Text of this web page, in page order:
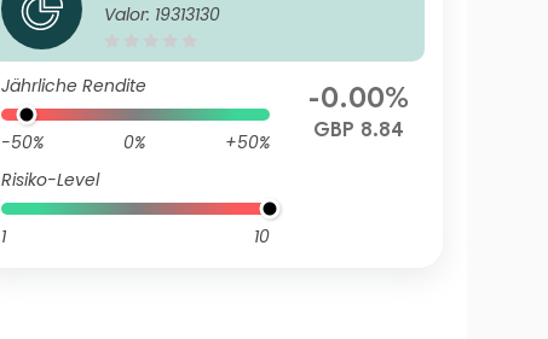
Fund Sterling I Inc
Valor: 19313130
Jährliche Rendite
-50% 0%
+50%
Risiko-Level
1 10
-0.00%
GBP 8.84